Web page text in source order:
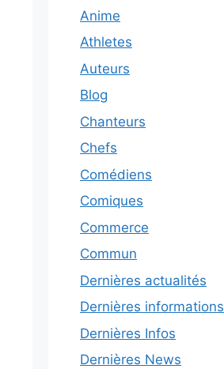
Anime
Athletes
Auteurs
Blog
Chanteurs
Chefs
Comédiens
Comiques
Commerce
Commun
Dernières actualités
Dernières informations
Dernières Infos
Dernières News